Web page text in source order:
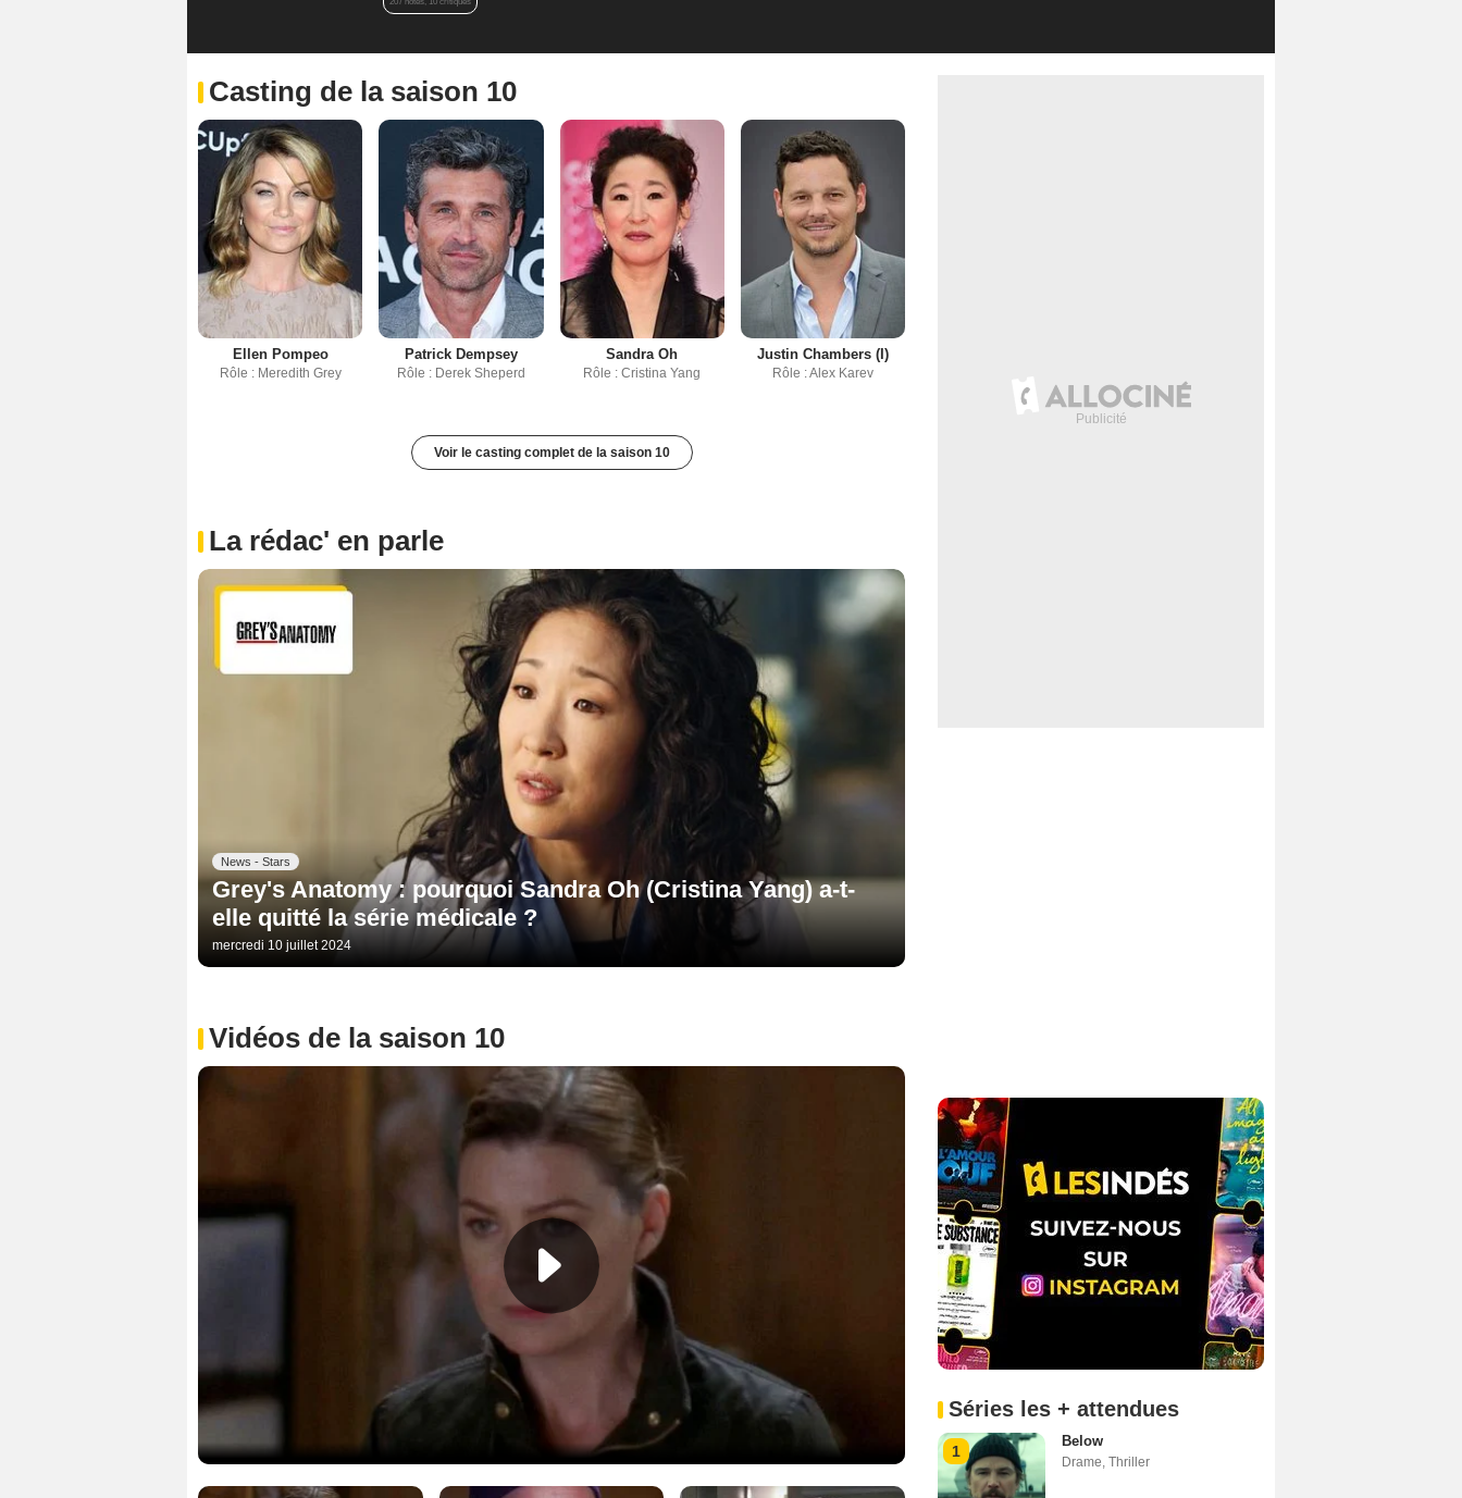
Casting de la saison 10
Ellen Pompeo
Rôle : Meredith Grey
Patrick Dempsey
Rôle : Derek Sheperd
Sandra Oh
Rôle : Cristina Yang
Justin Chambers (I)
Rôle : Alex Karev
Voir le casting complet de la saison 10
La rédac' en parle
News - Stars
Grey's Anatomy : pourquoi Sandra Oh (Cristina Yang) a-t-
elle quitté la série médicale ?
mercredi 10 juillet 2024
Vidéos de la saison 10
Séries les + attendues
1
Below
Drame Thriller